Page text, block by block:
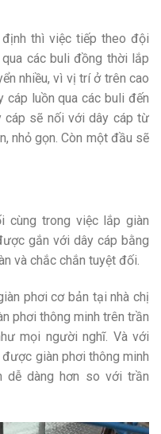
thì việc tiếp theo đội
các buli đồng thời lắp
nhiều, vì vị trí ở trên cao
cáp luồn qua các buli đến
cáp sẽ nối với dây cáp từ
nhỏ gọn. Còn một đầu sẽ
cùng trong việc lắp giàn
gắn với dây cáp bằng
và chắc chắn tuyệt đối.
phơi cơ bản tại nhà chị
phơi thông minh trên trần
mọi người nghĩ. Và với
giàn phơi thông minh
dễ dàng hơn so với trần